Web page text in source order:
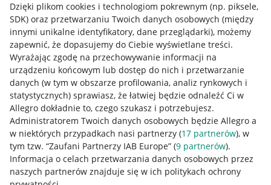
Dzięki plikom cookies i technologiom pokrewnym (np. piksele,
SDK) oraz przetwarzaniu Twoich danych osobowych (między
innymi unikalne identyfikatory, dane przeglądarki), możemy
zapewnić, że dopasujemy do Ciebie wyświetlane treści.
Wyrażając zgodę na przechowywanie informacji na
urządzeniu końcowym lub dostęp do nich i przetwarzanie
danych (w tym w obszarze profilowania, analiz rynkowych i
statystycznych) sprawiasz, że łatwiej będzie odnaleźć Ci w
Allegro dokładnie to, czego szukasz i potrzebujesz.
Administratorem Twoich danych osobowych będzie Allegro a
w niektórych przypadkach nasi partnerzy (17 partnerów), w
tym tzw. “Zaufani Partnerzy IAB Europe” (9 partnerów).
Informacja o celach przetwarzania danych osobowych przez
naszych partnerów znajduje się w ich politykach ochrony
Przydatne informacje
Jak to działa
Napisz do nas